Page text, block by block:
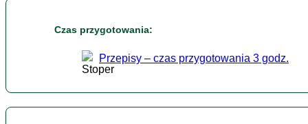
Czas przygotowania:
Przepisy – czas przygotowania 3 godz.